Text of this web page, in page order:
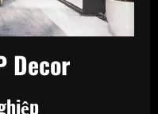
Decor